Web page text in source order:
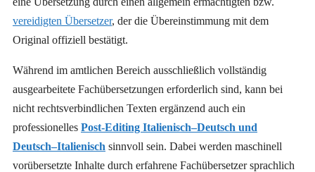
vereidigten Übersetzer, der die Übereinstimmung mit dem
Original offiziell bestätigt.
Während im amtlichen Bereich ausschließlich vollständig
ausgearbeitete Fachübersetzungen erforderlich sind, kann bei
nicht rechtsverbindlichen Texten ergänzend auch ein
professionelles Post-Editing Italienisch–Deutsch und
Deutsch–Italienisch sinnvoll sein. Dabei werden maschinell
vorübersetzte Inhalte durch erfahrene Fachübersetzer sprachlich